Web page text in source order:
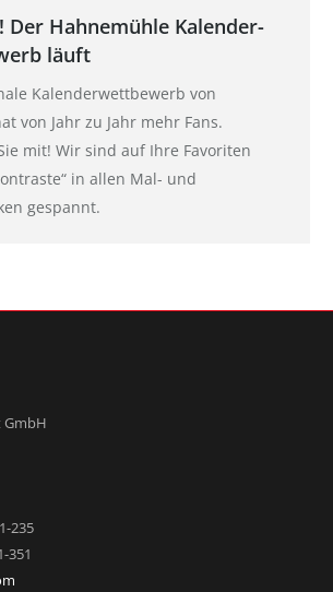
Der Hahnemühle Kalender-
läuft
Kalenderwettbewerb von
von Jahr zu Jahr mehr Fans.
mit! Wir sind auf Ihre Favoriten
in allen Mal- und
gespannt.
GmbH
235
351